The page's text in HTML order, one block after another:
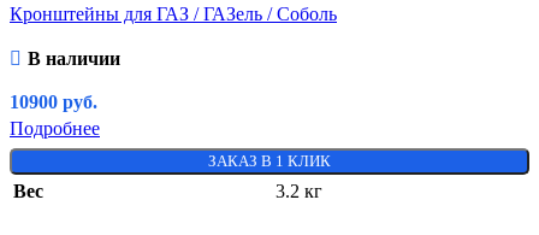
Кронштейны для ГАЗ / ГАЗель / Соболь
В наличии
10900 руб.
Подробнее
ЗАКАЗ В 1 КЛИК
Вес 3.2 кг